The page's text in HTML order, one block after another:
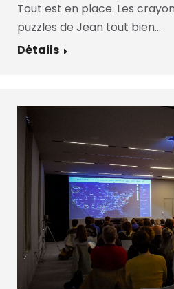
Tout est en place. Les
puzzles de Jean tout bien…
Détails